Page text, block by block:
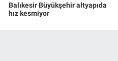
Balıkesir Büyükşehir altyapıda
hız kesmiyor